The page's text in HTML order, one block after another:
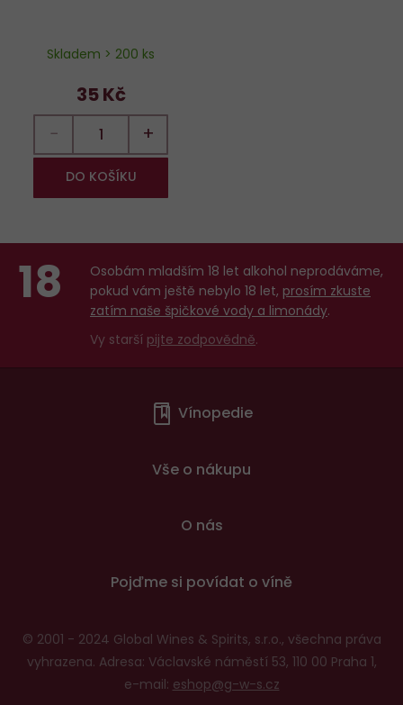
Skladem > 200 ks
35 Kč
− +
DO KOŠÍKU
18
Osobám mladším 18 let alkohol neprodáváme,
pokud vám ještě nebylo 18 let, prosím zkuste
zatím naše špičkové vody a limonády.
Vy starší pijte zodpovědně.
Vínopedie
Vše o nákupu
O nás
Pojďme si povídat o víně
© 2001 - 2024 Global Wines & Spirits, s.r.o., všechna práva
vyhrazena. Adresa: Václavské náměstí 53, 110 00 Praha 1,
e-mail: eshop@g-w-s.cz